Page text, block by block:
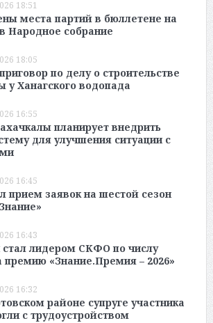
18:51
места партий в бюллетене на
Народное собрание
18:05
по делу о строительстве
у Ханагского водопада
16:55
планирует внедрить
для улучшения ситуации с
16:45
прием заявок на шестой сезон
16:43
стал лидером СКФО по числу
премию «Знание.Премия – 2026»
16:32
районе супруге участника
с трудоустройством